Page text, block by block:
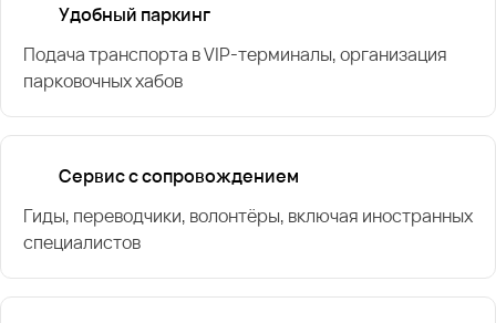
Удобный паркинг
Подача транспорта в VIP-терминалы, организация
парковочных хабов
Сервис с сопровождением
Гиды, переводчики, волонтёры, включая иностранных
специалистов